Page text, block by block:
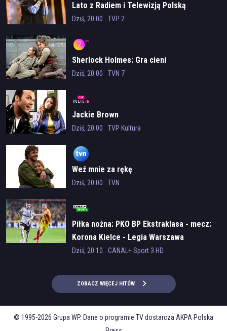
Lato z Radiem i Telewizją Polską
Dziś, 20:00 TVP 2
Sherlock Holmes: Gra cieni
Dziś, 20:00 TVN 7
Jackie Brown
Dziś, 20:00 TVP Kultura
Weź mnie za rękę
Dziś, 20:00 TVN
Piłka nożna: PKO BP Ekstraklasa - mecz:
Korona Kielce - Legia Warszawa
Dziś, 20:10 CANAL+ Sport 3 HD
ZOBACZ WIĘCEJ HITÓW
© 1995-2026 Grupa WP. Dane o programie TV dostarcza AKPA Polska